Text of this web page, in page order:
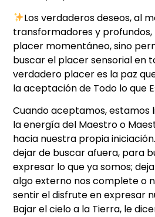
Los verdaderos deseos, al
transformadores y
placer momentáneo, sino
buscar el placer sensorial en
verdadero placer es la paz
la aceptación de Todo lo que
Cuando aceptamos, estamos
la energía del Maestro o
hacia nuestra propia
dejar de buscar afuera, para
expresar lo que ya somos;
algo externo nos complete o
sentir el disfrute en expresar
Bajar el cielo a la Tierra, le